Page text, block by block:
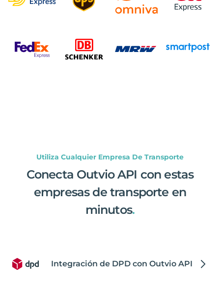
Utiliza Cualquier Empresa De Transporte
Conecta Outvio API con estas
empresas de transporte en
minutos.
Integración de DPD con Outvio API